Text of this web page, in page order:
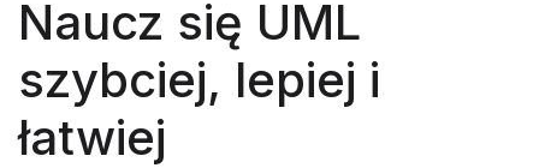
Naucz się UML
szybciej, lepiej i
łatwiej